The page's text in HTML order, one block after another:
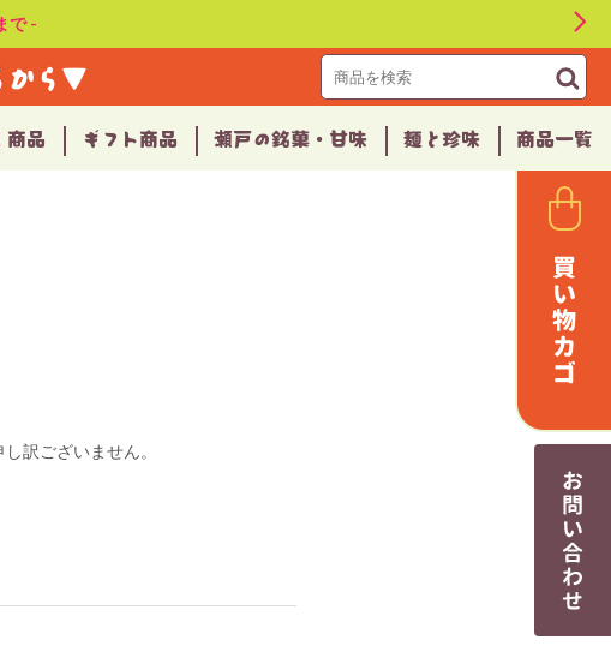
で -
から▼
商品 ギフト商品 瀬戸の銘菓・甘味 麺と珍味 商品一覧
訳ございません。